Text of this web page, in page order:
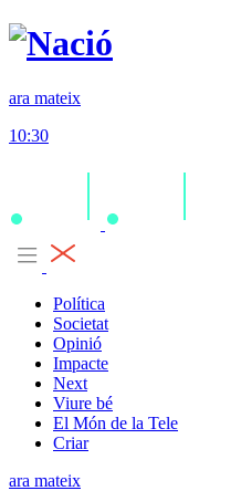
ara mateix
10:30
Política
Societat
Opinió
Impacte
Next
Viure bé
El Món de la Tele
Criar
ara mateix